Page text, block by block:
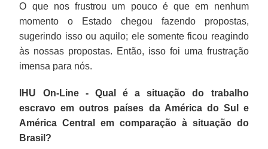
O que nos frustrou um pouco é que em nenhum
momento o Estado chegou fazendo propostas,
sugerindo isso ou aquilo; ele somente ficou reagindo
às nossas propostas. Então, isso foi uma frustração
imensa para nós.
IHU On-Line - Qual é a situação do trabalho
escravo em outros países da América do Sul e
América Central em comparação à situação do
Brasil?